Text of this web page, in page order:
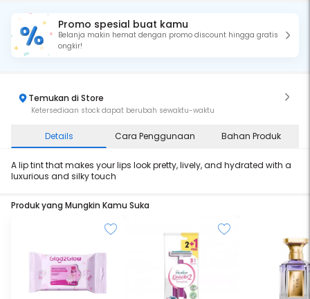
Promo spesial buat kamu
Belanja makin hemat dengan promo discount hingga gratis
ongkir!
Temukan di Store
Ketersediaan stock dapat berubah sewaktu-waktu
Details Cara Penggunaan Bahan Produk
A lip tint that makes your lips look pretty, lively, and hydrated with a
luxurious and silky touch
Produk yang Mungkin Kamu Suka